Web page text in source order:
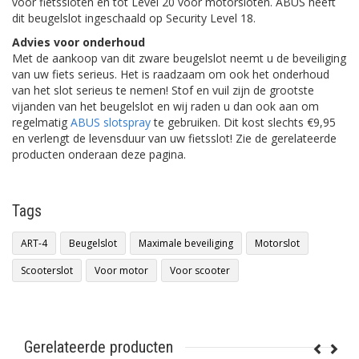
dit beugelslot ingeschaald op Security Level 18.
Advies voor onderhoud
Met de aankoop van dit zware beugelslot neemt u de beveiliging
van uw fiets serieus. Het is raadzaam om ook het onderhoud
van het slot serieus te nemen! Stof en vuil zijn de grootste
vijanden van het beugelslot en wij raden u dan ook aan om
regelmatig ABUS slotsprayte gebruiken. Dit kost slechts €9,95
en verlengt de levensduur van uw fietsslot! Zie de gerelateerde
producten onderaan deze pagina.
Tags
ART-4 Beugelslot Maximale beveiliging
Motorslot
Scooterslot
Voor motor Voor scooter
Gerelateerde producten